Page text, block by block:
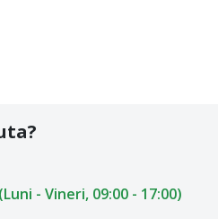
- Vineri, 09:00 - 17:00)